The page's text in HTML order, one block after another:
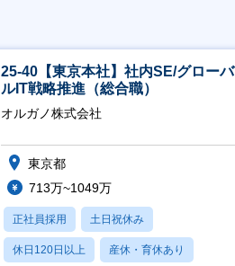
25-40【東京本社】社内SE/グローバ
ルIT戦略推進（総合職）
オルガノ株式会社
東京都
713万~1049万
正社員採用 土日祝休み
休日120日以上 産休・育休あり